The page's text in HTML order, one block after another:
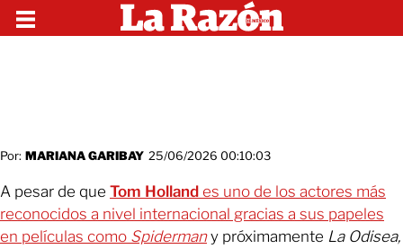
Por: MARIANA GARIBAY 25/06/2026 00:10:03
A pesar de que Tom Holland es uno de los actores más
reconocidos a nivel internacional gracias a sus papeles
en películas como Spiderman y próximamente La Odisea,